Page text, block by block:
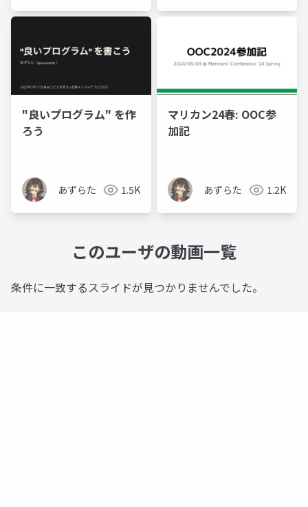
"良いプログラム" を作
ろう
あずらた 1.5K
マリカン24春: OOC参
加記
あずらた 1.2K
このユーザの動画一覧
条件に一致するスライドが見つかりませんでした。